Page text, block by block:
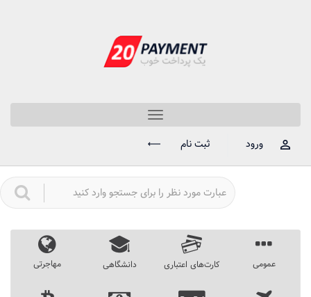
Toggle
navigation
ورود
ثبت نام
عمومی کارت‌های اعتباری دانشگاهی مهاجرتی